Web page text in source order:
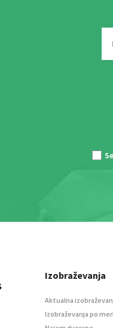
Izobraževanja
Aktualna
Izobraževanja po meri